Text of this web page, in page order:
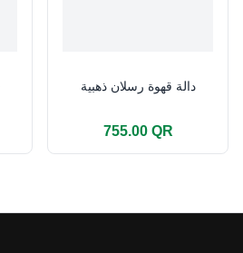
دالة قهوة رسلان ذهبية
755.00 QR